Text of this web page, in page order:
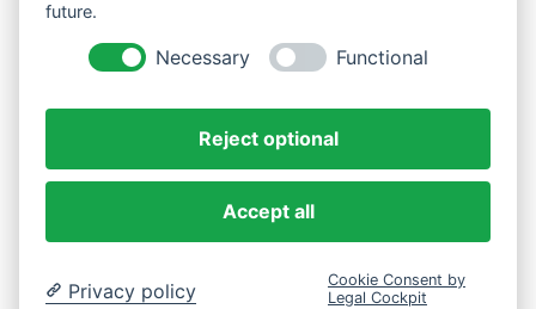
Datenschutzerklärung
future.
Necessary Functional
Reject optional
Accept all
Privacy policy
Cookie Consent by
Legal Cockpit